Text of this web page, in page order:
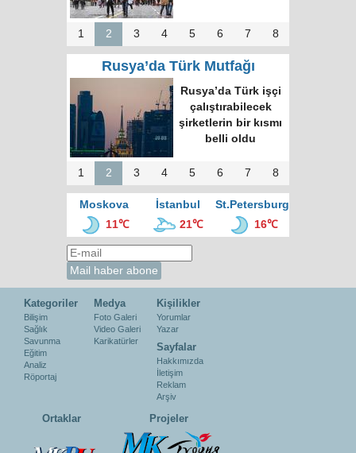
1 2 3 4 5 6 7 8
Rusya’da Türk Mutfağı
Rusya’da Türk işçi
çalıştırabilecek
şirketlerin bir kısmı
belli oldu
1 2 3 4 5 6 7 8
Moskova İstanbul
St.Petersburg
11℃
21℃ 16℃
Kategoriler
Bilişim
Sağlık
Savunma
Eğitim
Analiz
Röportaj
Medya
Foto Galeri
Video Galeri
Karikatürler
Kişilikler
Yorumlar
Yazar
Sayfalar
Hakkımızda
İletişim
Reklam
Arşiv
Ortaklar Projeler